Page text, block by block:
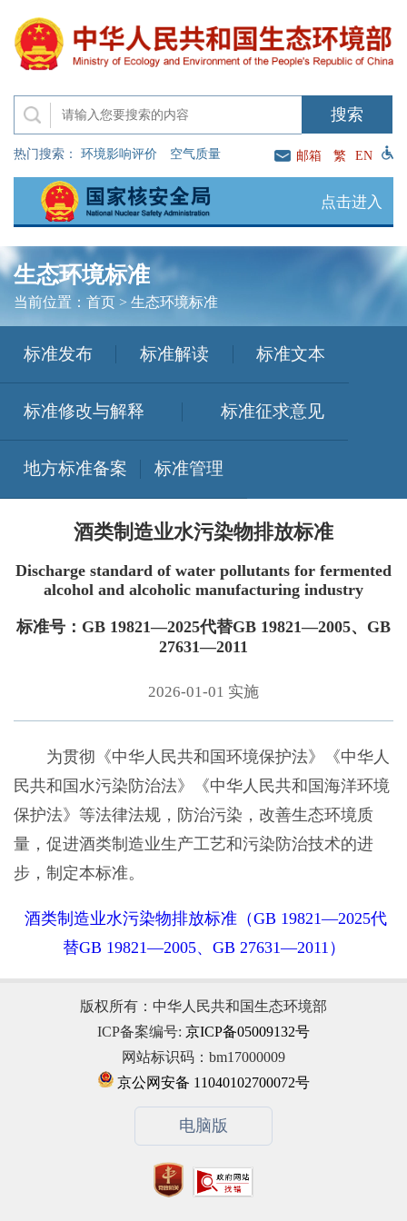
热门搜索： 环境影响评价 空气质量 邮箱 繁 EN
点击进入
生态环境标准
当前位置： 首页> 生态环境标准
标准发布 标准解读 标准文本
标准修改与解释 标准征求意见
地方标准备案 标准管理
酒类制造业水污染物排放标准
Discharge standard of water pollutants for fermented
alcohol and alcoholic manufacturing industry
标准号：GB 19821—2025代替GB 19821—2005、GB
27631—2011
2026-01-01 实施
为贯彻《中华人民共和国环境保护法》《中华人
民共和国水污染防治法》《中华人民共和国海洋环境
保护法》等法律法规，防治污染，改善生态环境质
量，促进酒类制造业生产工艺和污染防治技术的进
步，制定本标准。
酒类制造业水污染物排放标准（GB 19821—2025代
替GB 19821—2005、GB 27631—2011）
版权所有：中华人民共和国生态环境部
ICP备案编号: 京ICP备05009132号
网站标识码：bm17000009
京公网安备 11040102700072号
电脑版